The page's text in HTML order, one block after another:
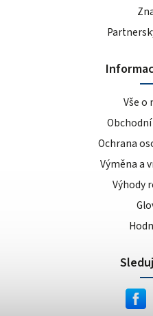
Vše o
Ochrana
Výměna a
Výhody